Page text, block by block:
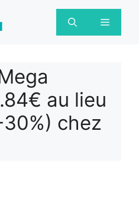
Menu
au lieu
chez